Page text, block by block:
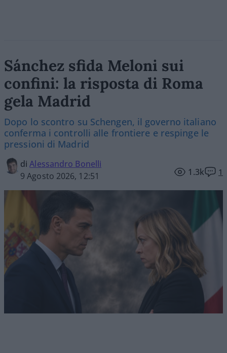
Sánchez sfida Meloni sui
confini: la risposta di Roma
gela Madrid
Dopo lo scontro su Schengen, il governo italiano
conferma i controlli alle frontiere e respinge le
pressioni di Madrid
diAlessandro Bonelli
9 Agosto 2026, 12:51
1.3k 1